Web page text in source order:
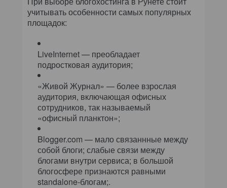
учитывать особенности самых популярных
площадок:
LiveInternet — преобладает
подростковая аудитория;
«Живой Журнал» — более взрослая
аудитория, включающая офисных
сотрудников, так называемый
«офисный планктон»;
Blogger.com — мало связаннные между
собой блоги; слабые связи между
блогами внутри сервиса; в большой
блогосфере признаются равными
standalone-блогам;.